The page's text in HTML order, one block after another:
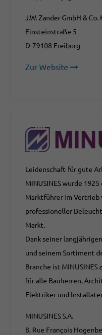
J.W. Zander GmbH & Co.
Einsteinstraße 5
D-79108 Freiburg
Zur Website
Leidenschaft für gute
MINUSINES wurde
Marktführer im Vertrieb
professioneller
Markt.
Dank seiner
und seinem Sortiment
Branche ist
für alle Bauherren,
Elektriker und
MINUSINES S.A.
8, Rue François